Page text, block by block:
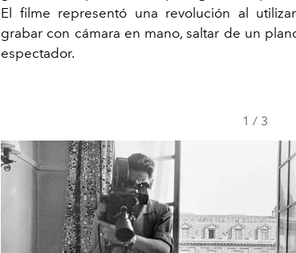
El filme representó una revolución al
grabar con cámara en mano, saltar de un
espectador.
1 / 3